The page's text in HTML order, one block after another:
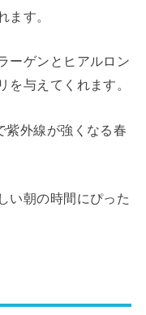
ます。
ーゲンとヒアルロン
を与えてくれます。
紫外線が強くなる春
い朝の時間にぴった